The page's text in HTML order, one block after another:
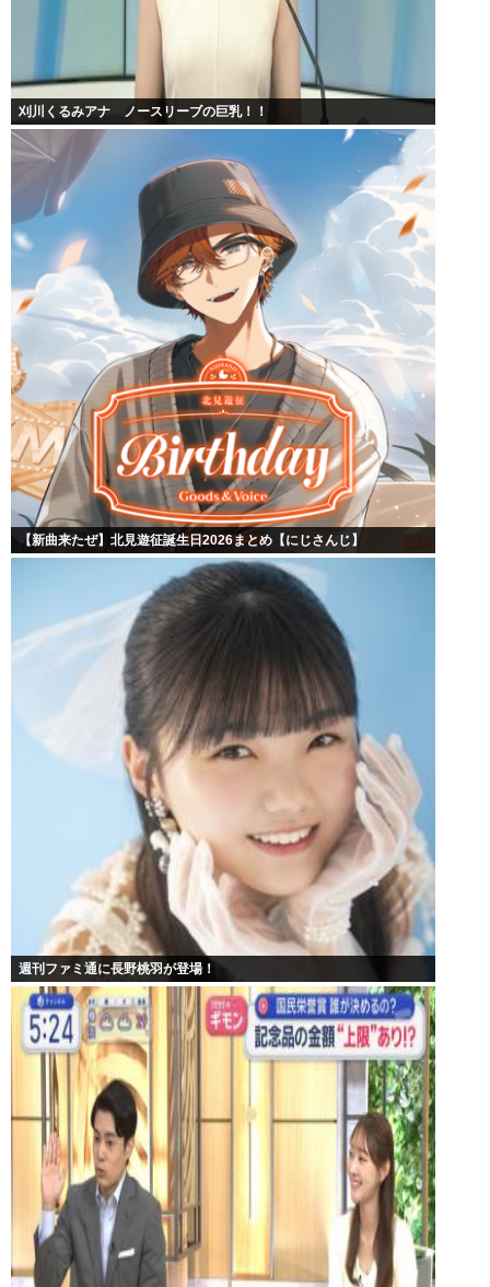
刈川くるみアナ ノースリーブの巨乳！！
【新曲来たぜ】北見遊征誕生日2026まとめ【にじさんじ】
週刊ファミ通に長野桃羽が登場！